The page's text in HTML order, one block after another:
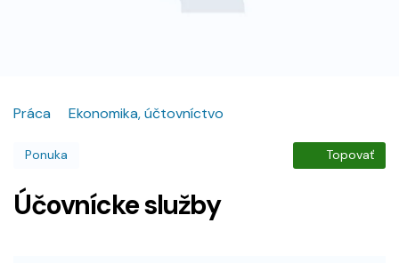
Práca Ekonomika, účtovníctvo
Ponuka Topovať
Účovnícke služby